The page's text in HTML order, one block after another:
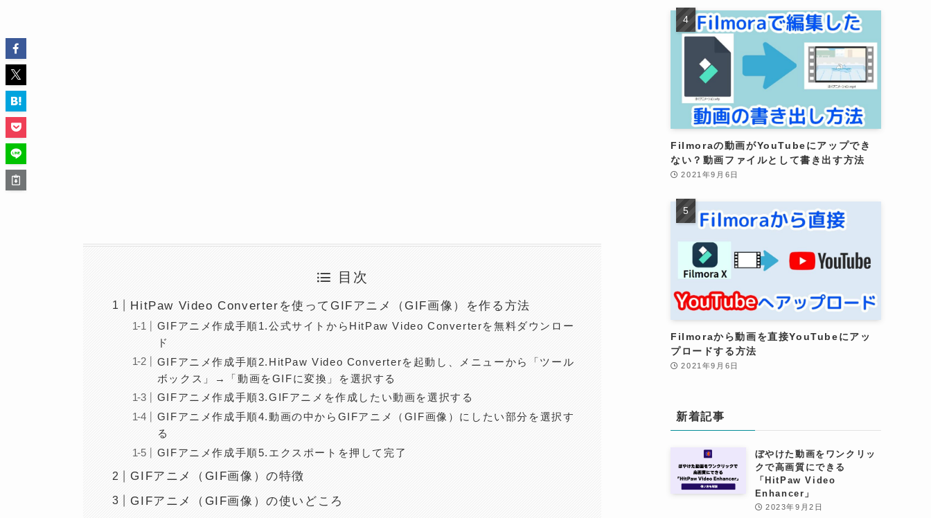
目次
HitPaw Video Converterを使ってGIFアニメ（GIF画像）を作る方法
GIFアニメ作成手順1.公式サイトからHitPaw Video Converterを無料ダウンロー
ド
GIFアニメ作成手順2.HitPaw Video Converterを起動し、メニューから「ツール
ボックス」→「動画をGIFに変換」を選択する
GIFアニメ作成手順3.GIFアニメを作成したい動画を選択する
GIFアニメ作成手順4.動画の中からGIFアニメ（GIF画像）にしたい部分を選択す
る
GIFアニメ作成手順5.エクスポートを押して完了
GIFアニメ（GIF画像）の特徴
GIFアニメ（GIF画像）の使いどころ
Filmoraの動画がYouTubeにアップでき
ない？動画ファイルとして書き出す方法
2021年9月6日
Filmoraから動画を直接YouTubeにアッ
プロードする方法
2021年9月6日
新着記事
ぼやけた動画をワンクリッ
クで高画質にできる
「HitPaw Video
Enhancer」
2023年9月2日